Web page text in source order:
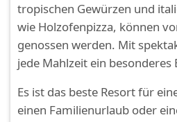
tropischen Gewürzen und
wie Holzofenpizza, können
genossen werden. Mit
jede Mahlzeit ein besonderes
Es ist das beste Resort für
einen Familienurlaub oder